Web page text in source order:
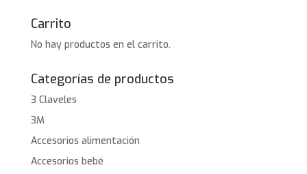
Carrito
No hay productos en el carrito.
Categorías de productos
3 Claveles
3M
Accesorios alimentación
Accesorios bebé